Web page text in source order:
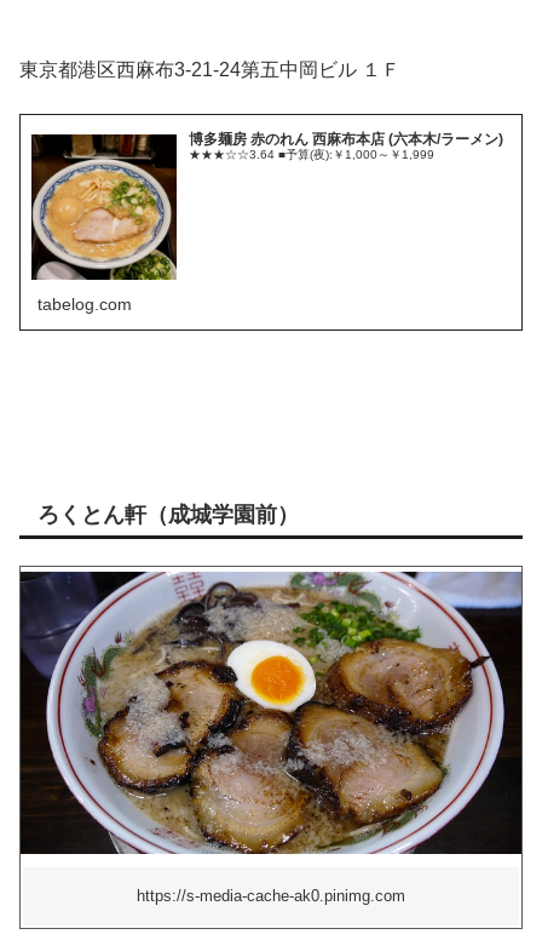
東京都港区西麻布3-21-24第五中岡ビル １Ｆ
博多麺房 赤のれん 西麻布本店 (六本木/ラーメン)
★★★☆☆3.64 ■予算(夜):￥1,000～￥1,999
tabelog.com
ろくとん軒（成城学園前）
https://s-media-cache-ak0.pinimg.com